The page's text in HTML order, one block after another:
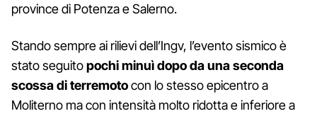
province di Potenza e Salerno.
Stando sempre ai rilievi dell’Ingv, l’evento sismico è
stato seguitopochi minuì dopo da una seconda
scossa di terremotocon lo stesso epicentro a
Moliterno ma con intensità molto ridotta e inferiore a